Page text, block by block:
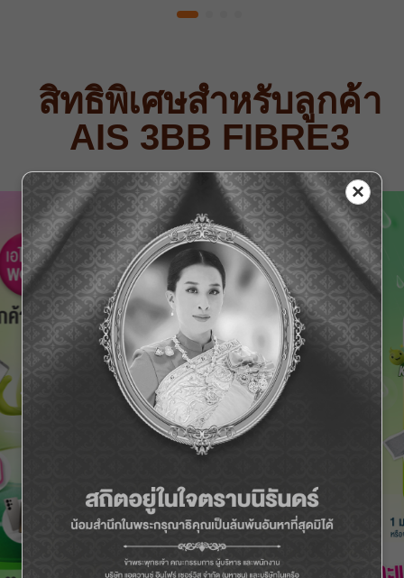
×
สิทธิพิเศษสำหรับลูกค้า
AIS 3BB FIBRE3